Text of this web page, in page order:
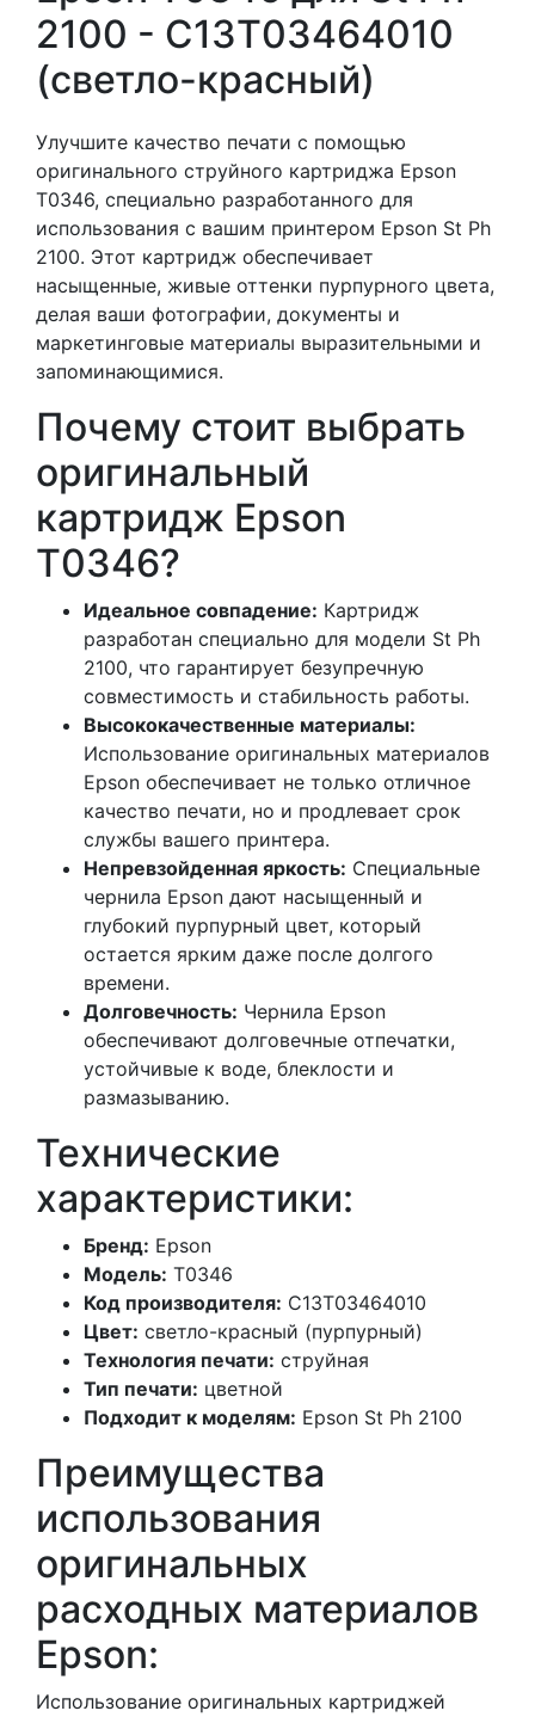
2100 - C13T03464010
(светло-красный)
Улучшите качество печати с помощью
оригинального струйного картриджа Epson
T0346, специально разработанного для
использования с вашим принтером Epson St Ph
2100. Этот картридж обеспечивает
насыщенные, живые оттенки пурпурного цвета,
делая ваши фотографии, документы и
маркетинговые материалы выразительными и
запоминающимися.
Почему стоит выбрать
оригинальный
картридж Epson
T0346?
Идеальное совпадение: Картридж
разработан специально для модели St Ph
2100, что гарантирует безупречную
совместимость и стабильность работы.
Высококачественные материалы:
Использование оригинальных материалов
Epson обеспечивает не только отличное
качество печати, но и продлевает срок
службы вашего принтера.
Непревзойденная яркость: Специальные
чернила Epson дают насыщенный и
глубокий пурпурный цвет, который
остается ярким даже после долгого
времени.
Долговечность: Чернила Epson
обеспечивают долговечные отпечатки,
устойчивые к воде, блеклости и
размазыванию.
Технические
характеристики:
Бренд: Epson
Модель: T0346
Код производителя: C13T03464010
Цвет: светло-красный (пурпурный)
Технология печати: струйная
Тип печати: цветной
Подходит к моделям: Epson St Ph 2100
Преимущества
использования
оригинальных
расходных материалов
Epson:
Использование оригинальных картриджей